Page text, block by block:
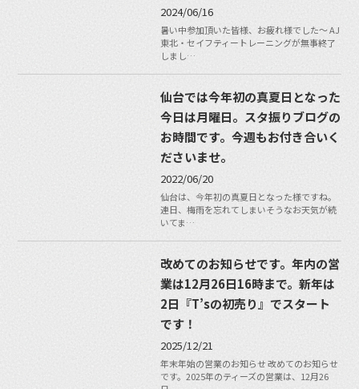
2024/06/16
暑い中参加頂いた皆様、お疲れ様でした〜 AJ
東北・セイフティートレーニングが無事終了
しまし…
仙台では今年初の真夏日となった
今日は月曜日。スタ振りブログの
お時間です。今週もお付き合いく
ださいませ。
2022/06/20
仙台は、今年初の真夏日となった様ですね。
連日、梅雨を忘れてしまいそうなお天気が続
いてま…
改めてのお知らせです。年内の営
業は12月26日16時まで。新年は
2日『T’sの初売り』でスタート
です！
2025/12/21
年末年始の営業のお知らせ 改めてのお知らせ
です。2025年のティーズの営業は、12月26